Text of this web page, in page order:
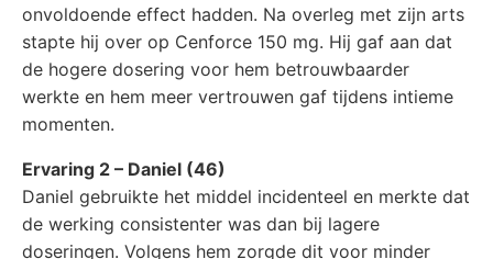
onvoldoende effect hadden. Na overleg met zijn arts
stapte hij over op Cenforce 150 mg. Hij gaf aan dat
de hogere dosering voor hem betrouwbaarder
werkte en hem meer vertrouwen gaf tijdens intieme
momenten.
Ervaring 2 – Daniel (46)
Daniel gebruikte het middel incidenteel en merkte dat
de werking consistenter was dan bij lagere
doseringen. Volgens hem zorgde dit voor minder